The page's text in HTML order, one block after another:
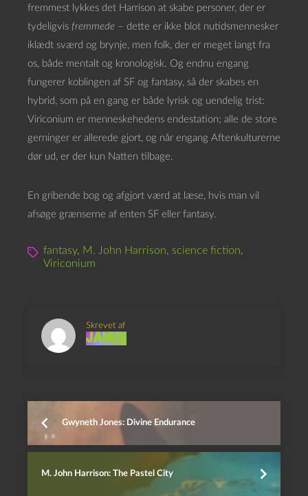
fremmest lykkes det Harrison at skabe personer, der er
tydeligvis fremmede – dette er ikke blot nutidsmennesker
iklædt sværd og brynje, men folk, der er meget langt fra
os, både mentalt og kronologisk. Og endnu engang
fungerer koblingen af SF og fantasy, så der skabes en
hybrid, som på en gang er både lyrisk og uendelig trist:
Viriconium er menneskehedens endestation; alle de store
gerninger er allerede gjort, og når engang Aftenkulturerne
dør ud, er der kun Natten tilbage.
En gribende bog og afgjort værd at læse, hvis man vil
afsøge grænserne af enten SF eller fantasy.
fantasy, M. John Harrison, science fiction,
Viriconium
Skrevet af
Janus
Gwyneth Jones: Divine Endurance
M. John Harrison: The Pastel City